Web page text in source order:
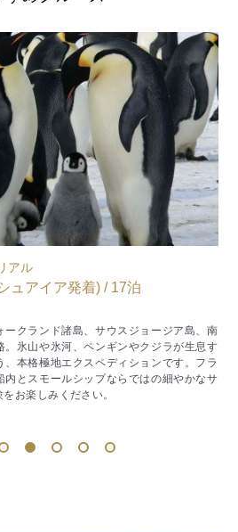
アル
ュアイア発着) / 17泊
ークランド諸島、サウスジョージア島、南
。氷山や氷河、ペンギンやクジラが生息す
、本格極地エクスペディションです。フラ
内とスモールシップならではの細やかなサ
お楽しみください。
2 3 4 5 6